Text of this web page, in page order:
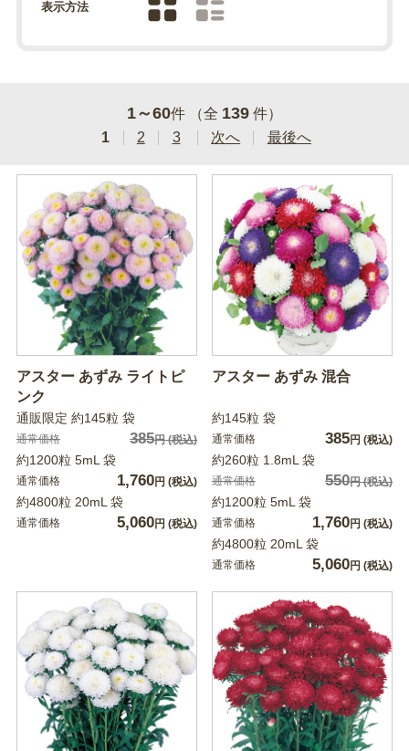
表示方法
1～60件 （全 139 件）
1
2 3 次へ 最後へ
アスター あずみ ライトピ
ンク
通販限定 約145粒 袋
通常価格 385円(税込)
約1200粒 5mL 袋
通常価格 1,760円 (税込)
約4800粒 20mL 袋
通常価格 5,060円 (税込)
アスター あずみ 混合
約145粒 袋
通常価格 385円 (税込)
約260粒 1.8mL 袋
通常価格 550円(税込)
約1200粒 5mL 袋
通常価格 1,760円 (税込)
約4800粒 20mL 袋
通常価格 5,060円 (税込)